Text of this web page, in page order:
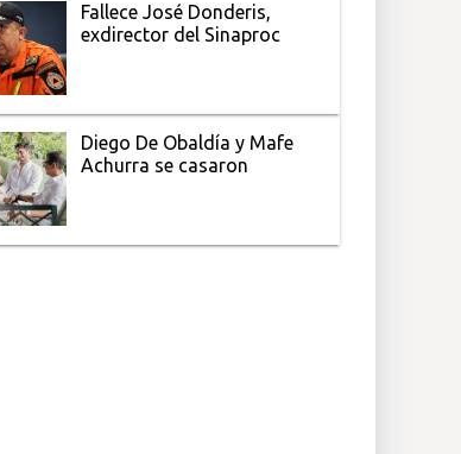
Fallece José Donderis,
exdirector del Sinaproc
Diego De Obaldía y Mafe
Achurra se casaron